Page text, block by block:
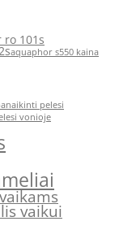
101s
aquaphor s550 kaina
pelesi
vonioje
vaikui